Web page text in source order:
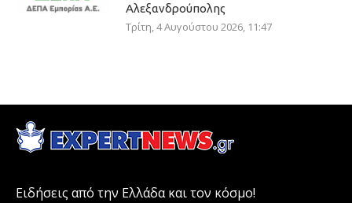
Αλεξανδρούπολης
Τρίτη, 4 Αυγούστου 2026, 11:47
Ειδήσεις από την Ελλάδα και τον κόσμο!